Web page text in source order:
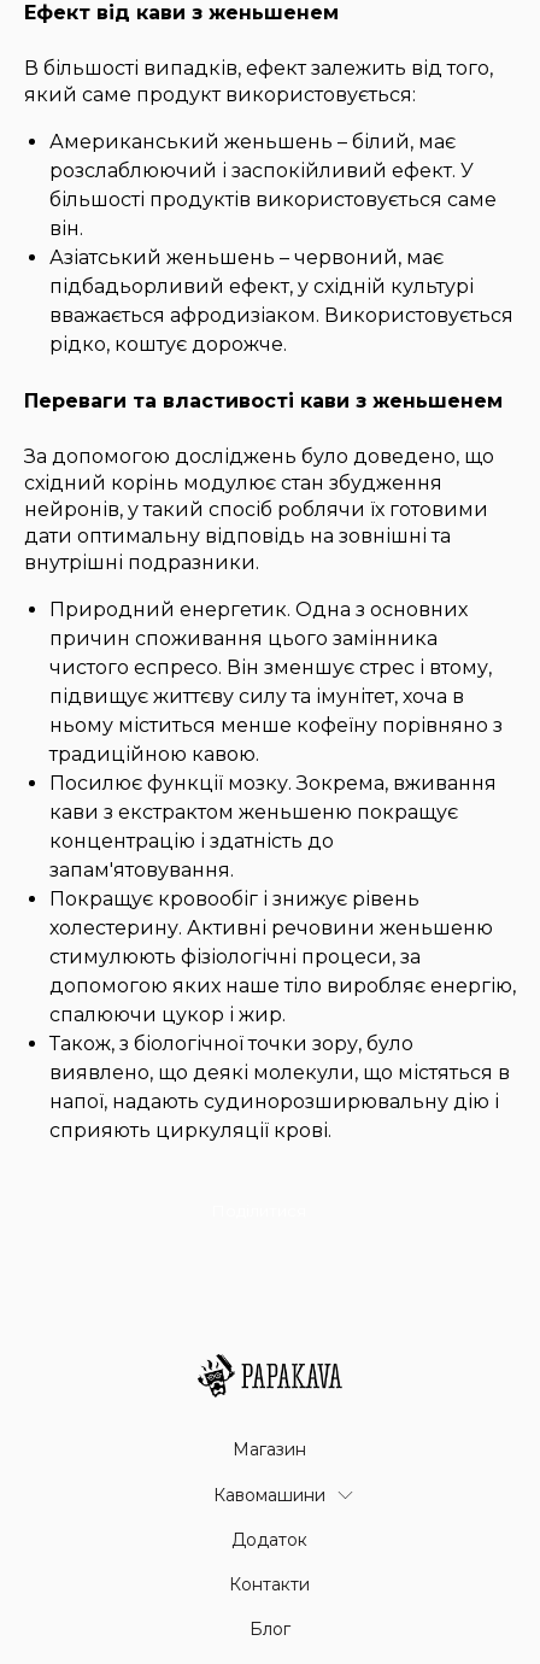
Ефект від кави з женьшенем
В більшості випадків, ефект залежить від того,
який саме продукт використовується:
Американський женьшень – білий, має
розслаблюючий і заспокійливий ефект. У
більшості продуктів використовується саме
він.
Азіатський женьшень – червоний, має
підбадьорливий ефект, у східній культурі
вважається афродизіаком. Використовується
рідко, коштує дорожче.
Переваги та властивості кави з женьшенем
За допомогою досліджень було доведено, що
східний корінь модулює стан збудження
нейронів, у такий спосіб роблячи їх готовими
дати оптимальну відповідь на зовнішні та
внутрішні подразники.
Природний енергетик. Одна з основних
причин споживання цього замінника
чистого еспресо. Він зменшує стрес і втому,
підвищує життєву силу та імунітет, хоча в
ньому міститься менше кофеїну порівняно з
традиційною кавою.
Посилює функції мозку. Зокрема, вживання
кави з екстрактом женьшеню покращує
концентрацію і здатність до
запам'ятовування.
Покращує кровообіг і знижує рівень
холестерину. Активні речовини женьшеню
стимулюють фізіологічні процеси, за
допомогою яких наше тіло виробляє енергію,
спалюючи цукор і жир.
Також, з біологічної точки зору, було
виявлено, що деякі молекули, що містяться в
напої, надають судинорозширювальну дію і
сприяють циркуляції крові.
Магазин
Кавомашини
Додаток
Контакти
Блог